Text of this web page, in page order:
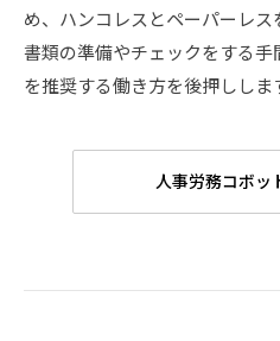
め、ハンコレスとペーパーレ
書類の準備やチェックをする
を推奨する働き方を後押ししま
人事労務コボッ